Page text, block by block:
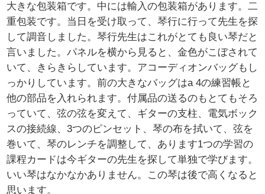
大きな包装箱です。中には輸入の包装箱があります。二
重包装です。当日を受け取って、琴行に行って先生を探
して調音しました。琴行先生はこれがとても良い琴だと
言いました。パネルを横から見ると、金色がこぼされて
いて、きらきらしています。アコーディオンバッグもし
っかりしています。前の大きなバッグはa 4の練習帳と
他の部品を入れられます。付属品の送るのもとてもそろ
っていて、弦の弦を変えて、ギターの支柱、電気ボック
スの接続線、3つのピンセット、琴の布を拭いて、弦を
巻いて、琴のレンチを調整して、あります1つの学習の
課程カードは今ギターの先生を探して単独で学びます。
いい琴はなかなかありません。この琴は後で高くなると
思います。